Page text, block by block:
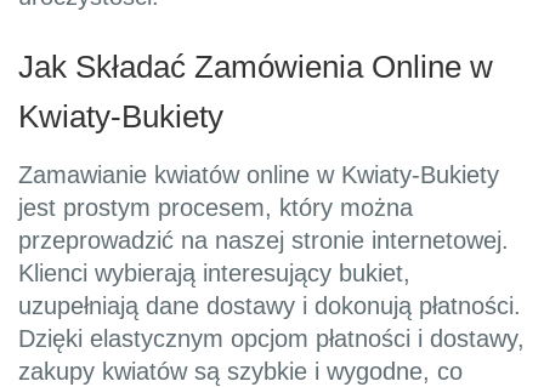
Jak Składać Zamówienia Online w
Kwiaty-Bukiety
Zamawianie kwiatów online w Kwiaty-Bukiety
jest prostym procesem, który można
przeprowadzić na naszej stronie internetowej.
Klienci wybierają interesujący bukiet,
uzupełniają dane dostawy i dokonują płatności.
Dzięki elastycznym opcjom płatności i dostawy,
zakupy kwiatów są szybkie i wygodne, co